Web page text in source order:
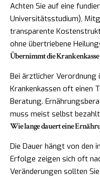
Achten Sie auf eine
Universitätsstudium),
transparente
ohne übertriebene
Übernimmt die
Bei ärztlicher Verordnung
Krankenkassen oft einen
Beratung.
muss meist selbst
Wie lange dauert eine
Die Dauer hängt von den
Erfolge zeigen sich oft
Veränderungen sollten